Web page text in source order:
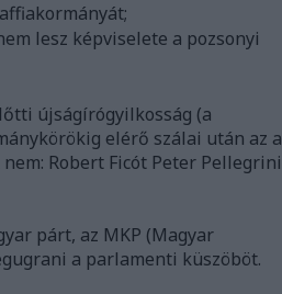
lesz képviselete a pozsonyi
újságírógyilkosság (a
elérő szálai után az a
Robert Ficót Peter Pellegrini
párt, az MKP (Magyar
a parlamenti küszöböt.